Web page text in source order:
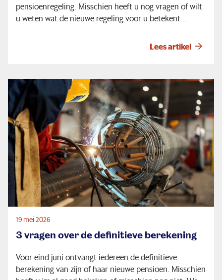
pensioenregeling. Misschien heeft u nog vragen of wilt
u weten wat de nieuwe regeling voor u betekent.
Lees artikel
19 mei 2026
3 vragen over de definitieve berekening
Voor eind juni ontvangt iedereen de definitieve
berekening van zijn of haar nieuwe pensioen. Misschien